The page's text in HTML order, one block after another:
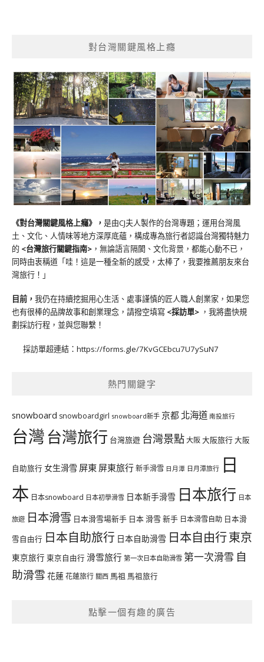
對台灣關鍵風格上癮
《對台灣關鍵風格上癮》 ， 是由CJ夫人製作的台灣專題；運用台灣風
土、文化、人情味等地方深厚底蘊，構成專為旅行者認識台灣獨特魅力
的 <台灣旅行關鍵指南> ，無論語言隔閡、文化背景，都能心動不已，
同時由衷稱道「哇！這是一種全新的感受，太棒了，我要推薦朋友來台
灣旅行！」
目前， 我仍在持續挖掘用心生活、處事謹慎的匠人職人創業家，如果您
也有很棒的品牌故事和創業理念，請撥空填寫 <採訪單> ，我將盡快規
劃採訪行程，並與您聯繫！
採訪單超連結： https://forms.gle/7KvGCEbcu7U7ySuN7
熱門關鍵字
snowboard snowboardgirl snowboard新手 京都 北海道 南投旅行
台灣台灣旅行 台灣旅遊 台灣景點大阪大阪旅行大阪
自助旅行 女生滑雪 屏東 屏東旅行新手滑雪 日月潭 日月潭旅行 日
本 日本snowboard 日本初學滑雪 日本新手滑雪 日本旅行 日本
旅遊 日本滑雪 日本滑雪場新手 日本 滑雪 新手 日本滑雪自助 日本滑
雪自由行 日本自助旅行 日本自助滑雪 日本自由行東京
東京旅行 東京自由行 滑雪旅行 第一次日本自助滑雪 第一次滑雪 自
助滑雪 花蓮花蓮旅行 關西 馬祖 馬祖旅行
點擊一個有趣的廣告